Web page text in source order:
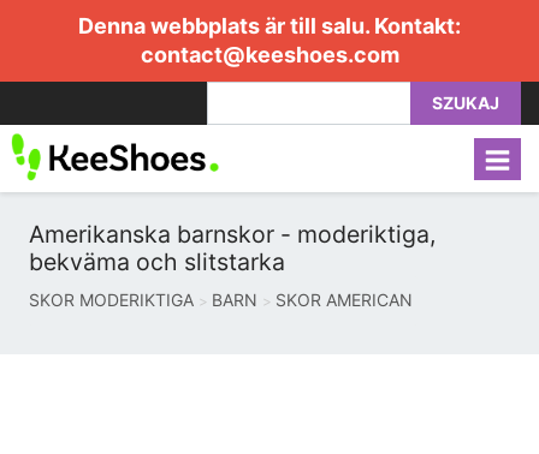
Denna webbplats är till salu. Kontakt:
contact@keeshoes.com
SZUKAJ
Amerikanska barnskor - moderiktiga,
bekväma och slitstarka
SKOR MODERIKTIGA BARN SKOR AMERICAN